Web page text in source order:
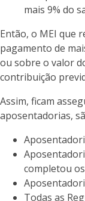
mais 9% do
Então, o MEI que
pagamento de
ou sobre o valor
contribuição
Assim, ficam
aposentadorias,
completou
Todas as